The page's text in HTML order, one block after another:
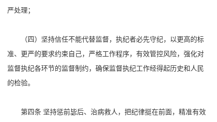
严处理；
（四）坚持信任不能代替监督，执纪者必先守纪，以更高的标
准、更严的要求约束自己，严格工作程序，有效管控风险，强化对
监督执纪各环节的监督制约，确保监督执纪工作经得起历史和人民
的检验。
第四条 坚持惩前毖后、治病救人，把纪律挺在前面，精准有效